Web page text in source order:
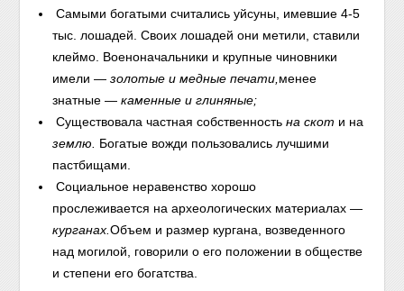
Самыми богатыми считались уйсуны, имевшие 4-5
тыс. лошадей. Своих лошадей они метили, ставили
клеймо. Военоначальники и крупные чиновники
имели —золотые и медные печати, менее
знатные —каменные и глиняные;
Существовала частная собственностьна скот и на
землю. Богатые вожди пользовались лучшими
пастбищами.
Социальное неравенство хорошо
прослеживается на археологических материалах —
курганах.Объем и размер кургана, возведенного
над могилой, говорили о его положении в обществе
и степени его богатства.